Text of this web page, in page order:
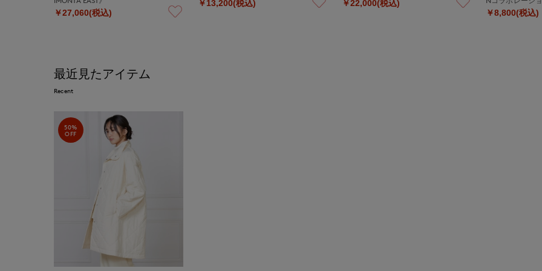
￥27,060(税込)
￥13,200(税込) ￥22,000(税込)
￥8,800(税込)
最近見たアイテム
Recent
50%
OFF